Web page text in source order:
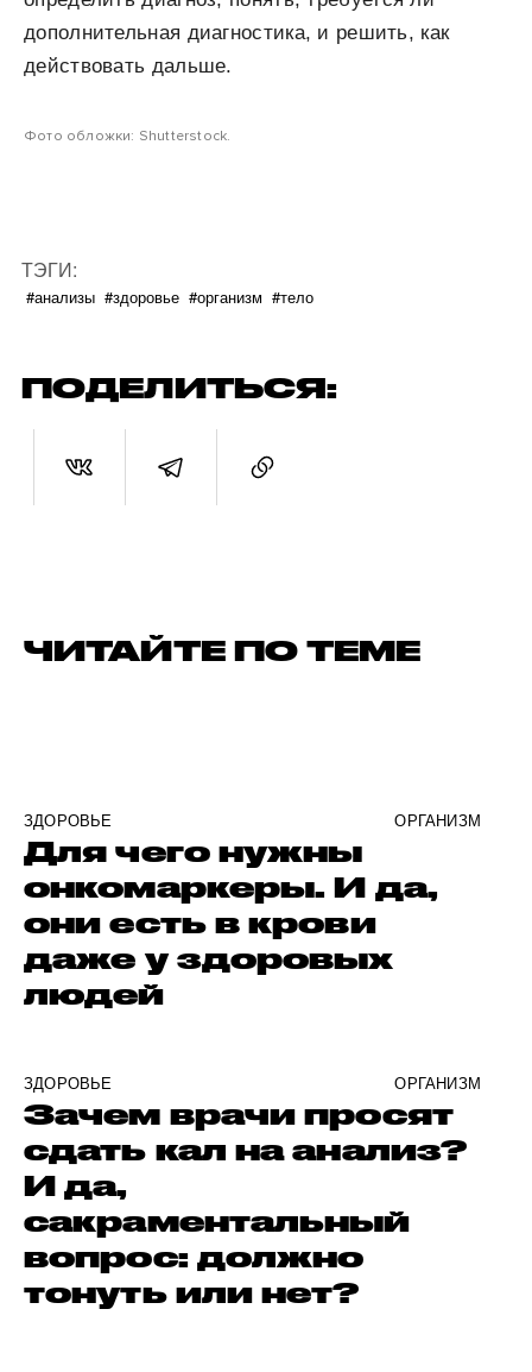
дополнительная диагностика, и решить, как
действовать дальше.
Фото обложки: Shutterstock.
ТЭГИ:
#анализы #здоровье #организм #тело
ПОДЕЛИТЬСЯ:
ЧИТАЙТЕ ПО ТЕМЕ
ЗДОРОВЬЕ ОРГАНИЗМ
Для чего нужны
онкомаркеры. И да,
они есть в крови
даже у здоровых
людей
ЗДОРОВЬЕ ОРГАНИЗМ
Зачем врачи просят
сдать кал на анализ?
И да,
сакраментальный
вопрос: должно
тонуть или нет?